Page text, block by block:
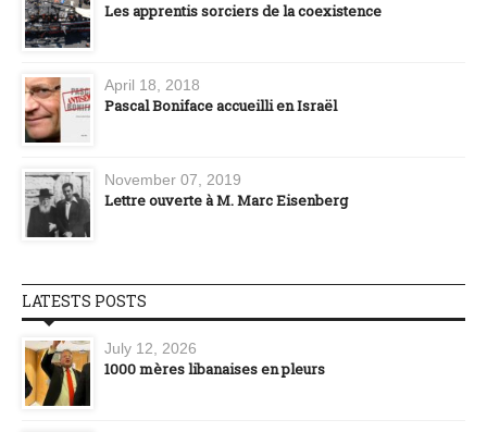
Les apprentis sorciers de la coexistence
April 18, 2018
Pascal Boniface accueilli en Israël
November 07, 2019
Lettre ouverte à M. Marc Eisenberg
LATESTS POSTS
July 12, 2026
1000 mères libanaises en pleurs